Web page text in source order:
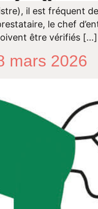
il est fréquent
le chef
être vérifiés […]
mars 2026